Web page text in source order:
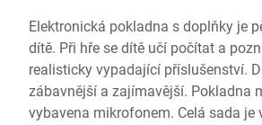
Elektronická pokladna s doplňky je
dítě. Při hře se dítě učí počítat a
realisticky vypadající příslušenství.
zábavnější a zajímavější. Pokladna
vybavena mikrofonem. Celá sada